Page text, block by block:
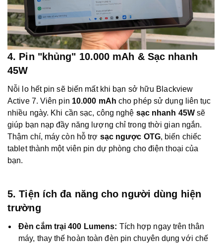
4. Pin "khủng" 10.000 mAh & Sạc nhanh
45W
Nỗi lo hết pin sẽ biến mất khi bạn sở hữu Blackview
Active 7. Viên pin 10.000 mAh cho phép sử dụng liên tục
nhiều ngày. Khi cần sạc, công nghệ sạc nhanh 45Wsẽ
giúp bạn nạp đầy năng lượng chỉ trong thời gian ngắn.
Thậm chí, máy còn hỗ trợ sạc ngược OTG, biến chiếc
tablet thành một viên pin dự phòng cho điện thoại của
bạn.
5. Tiện ích đa năng cho người dùng hiện
trường
Đèn cắm trại 400 Lumens: Tích hợp ngay trên thân
máy, thay thế hoàn toàn đèn pin chuyên dụng với chế